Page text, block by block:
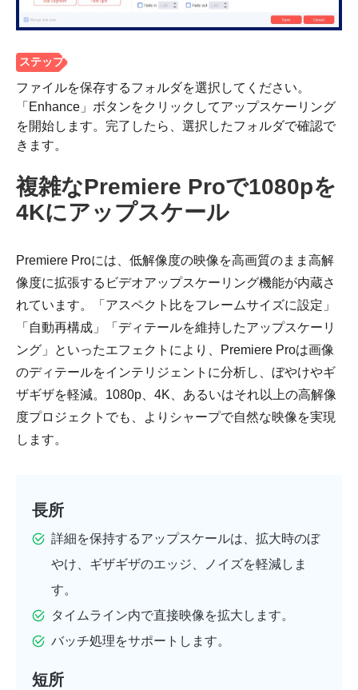
ファイルを保存するフォルダを選択してください。
「Enhance」ボタンをクリックしてアップスケーリング
を開始します。完了したら、選択したフォルダで確認で
きます。
複雑なPremiere Proで1080pを
4Kにアップスケール
Premiere Proには、低解像度の映像を高画質のまま高解
像度に拡張するビデオアップスケーリング機能が内蔵さ
れています。「アスペクト比をフレームサイズに設定」
「自動再構成」「ディテールを維持したアップスケーリ
ング」といったエフェクトにより、Premiere Proは画像
のディテールをインテリジェントに分析し、ぼやけやギ
ザギザを軽減。1080p、4K、あるいはそれ以上の高解像
度プロジェクトでも、よりシャープで自然な映像を実現
します。
長所
詳細を保持するアップスケールは、拡大時のぼ
やけ、ギザギザのエッジ、ノイズを軽減しま
す。
タイムライン内で直接映像を拡大します。
バッチ処理をサポートします。
短所